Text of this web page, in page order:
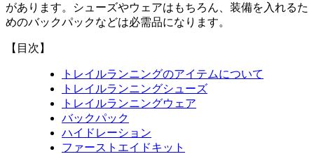
があります。シューズやウェアはもちろん、装備を入れるた
めのバックパックなどは必需品になります。
【目次】
トレイルランニングのアイテムについて
トレイルランニングシューズ
トレイルランニングウェア
バックパック
ハイドレーション
ファーストエイドキット